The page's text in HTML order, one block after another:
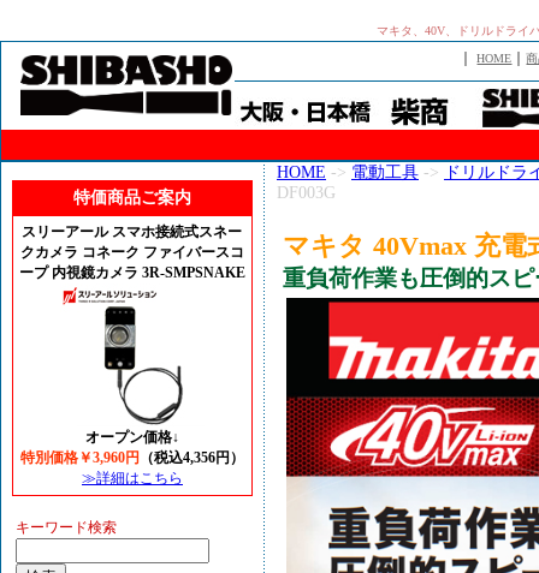
マキタ、40V、ドリルドライ
｜HOME ｜
特価商品ご案内
スリーアール スマホ接続式スネー
クカメラ コネーク ファイバースコ
ープ 内視鏡カメラ 3R-SMPSNAKE
オープン価格↓
特別価格￥3,960円
（税込4,356円）
≫詳細はこちら
キーワード検索
HOME -> 電動工具 ->
ドリルドラ
DF003G
マキタ 40Vmax 充
重負荷作業も圧倒的ス